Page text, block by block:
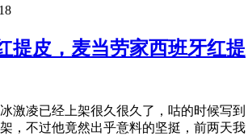
提皮，麦当劳家西班牙红提
激凌已经上架很久很久了，咕的时候写到
，不过他竟然出乎意料的坚挺，前两天我